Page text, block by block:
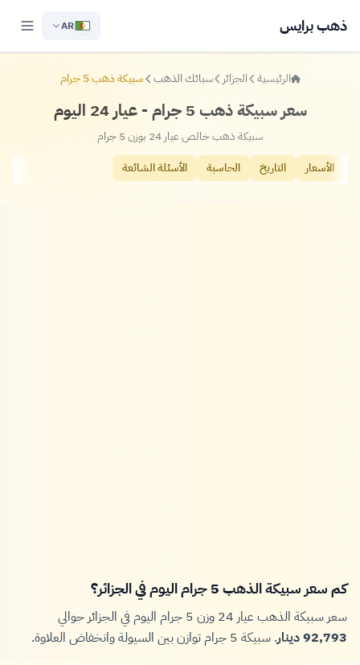
ذهب برايس AR
الرئيسية الجزائر سبائك الذهب سبيكة ذهب 5 جرام
سعر سبيكة ذهب 5 جرام - عيار 24 اليوم
سبيكة ذهب خالص عيار 24 بوزن 5 جرام
الأسعار
التاريخ الحاسبة الأسئلة الشائعة
كم سعر سبيكة الذهب 5 جرام اليوم في الجزائر؟
سعر سبيكة الذهب عيار 24 وزن 5 جرام اليوم في الجزائر حوالي
92,793 دينار
. سبيكة 5 جرام توازن بين السيولة وانخفاض العلاوة.